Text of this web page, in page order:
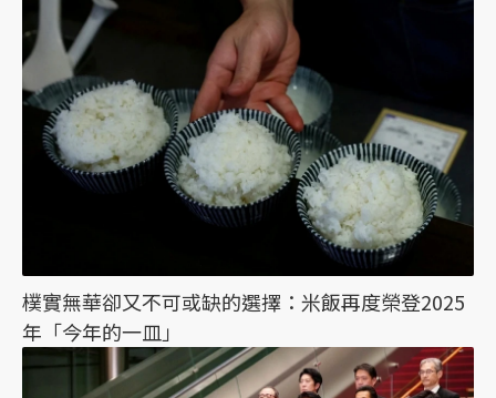
樸實無華卻又不可或缺的選擇：米飯再度榮登2025
年「今年的一皿」